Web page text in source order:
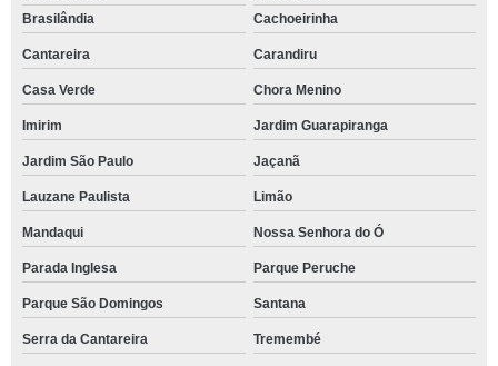
Brasilândia
Cachoeirinha
Cantareira Carandiru
Casa Verde Chora Menino
Imirim Jardim Guarapiranga
Jardim São Paulo Jaçanã
Lauzane Paulista Limão
Mandaqui Nossa Senhora do Ó
Parada Inglesa Parque Peruche
Parque São Domingos Santana
Serra da Cantareira Tremembé